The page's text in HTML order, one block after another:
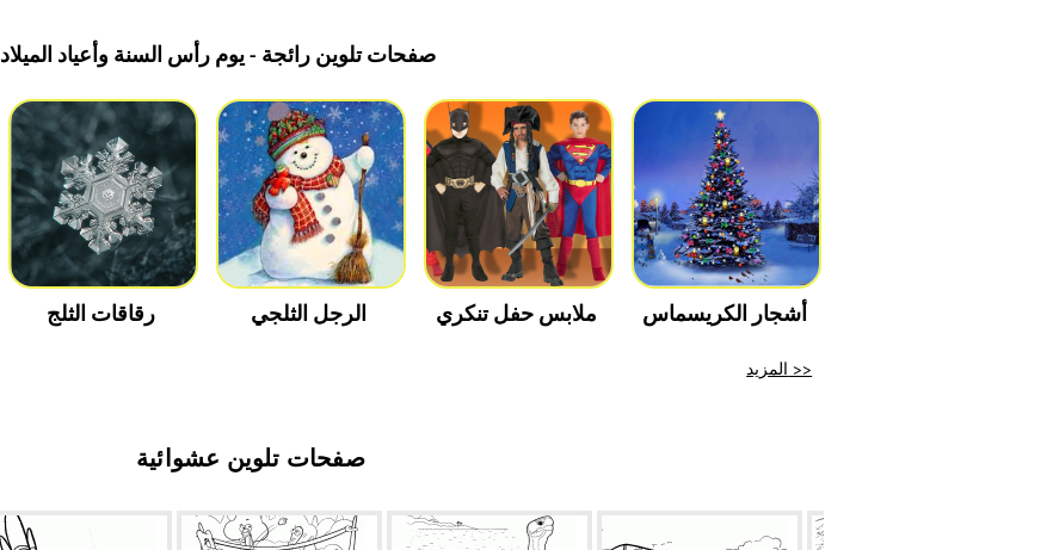
صفحات تلوين رائجة - يوم رأس السنة وأعياد الميلاد
رقاقات الثلج الرجل الثلجي ملابس حفل تنكري أشجار الكريسماس
المزيد >>
صفحات تلوين عشوائية